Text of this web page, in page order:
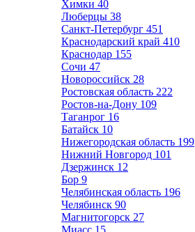
Химки 40
Люберцы 38
Санкт-Петербург 451
Краснодарский край 410
Краснодар 155
Сочи 47
Новороссийск 28
Ростовская область 222
Ростов-на-Дону 109
Таганрог 16
Батайск 10
Нижегородская область 199
Нижний Новгород 101
Дзержинск 12
Бор 9
Челябинская область 196
Челябинск 90
Магнитогорск 27
Миасс 15